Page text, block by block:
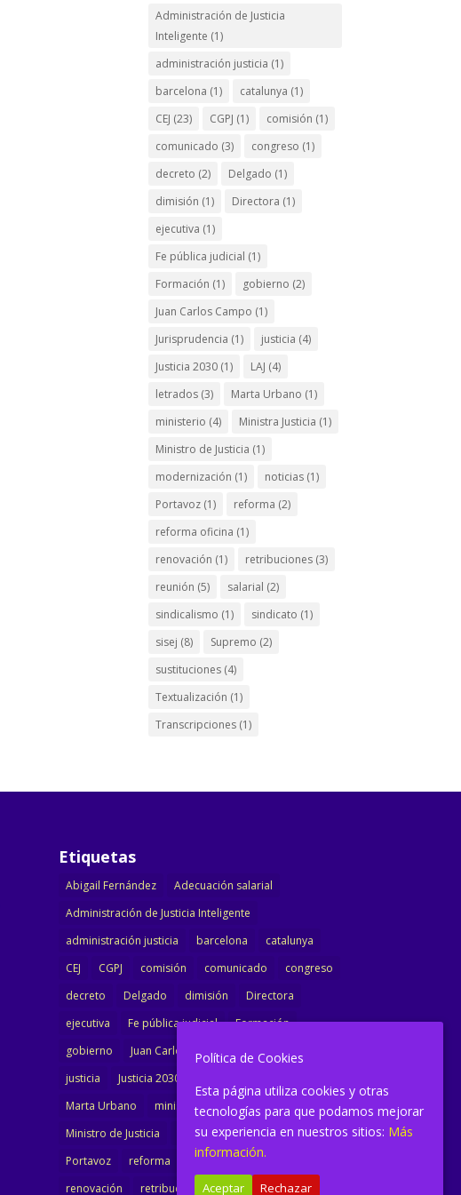
Administración de Justicia
Inteligente (1)
administración justicia (1)
barcelona (1) catalunya (1)
CEJ (23) CGPJ (1) comisión (1)
comunicado (3) congreso (1)
decreto (2) Delgado (1)
dimisión (1) Directora (1)
ejecutiva (1)
Fe pública judicial (1)
Formación (1) gobierno (2)
Juan Carlos Campo (1)
Jurisprudencia (1) justicia (4)
Justicia 2030 (1) LAJ (4)
letrados (3) Marta Urbano (1)
ministerio (4) Ministra Justicia (1)
Ministro de Justicia (1)
modernización (1) noticias (1)
Portavoz (1) reforma (2)
reforma oficina (1)
renovación (1) retribuciones (3)
reunión (5) salarial (2)
sindicalismo (1) sindicato (1)
sisej (8) Supremo (2)
sustituciones (4)
Textualización (1)
Transcripciones (1)
Etiquetas
Abigail Fernández
Adecuación salarial
Administración de Justicia Inteligente
administración justicia
barcelona
catalunya
CEJ
CGPJ comisión comunicado
congreso
decreto
Delgado dimisión
Directora
ejecutiva
Fe pública judicial
Formación
gobierno
Juan Carlos Campo
Jurisprudencia
justicia
Justicia 2030
Marta Urbano
ministerio
Ministra Justicia
Ministro de Justicia
modernización
noticias
Portavoz
reforma
reforma oficina
renovación
retribuciones reunión salarial
Política de Cookies
Esta página utiliza cookies y otras
tecnologías para que podamos mejorar
su experiencia en nuestros sitios: Más
información.
Aceptar Rechazar